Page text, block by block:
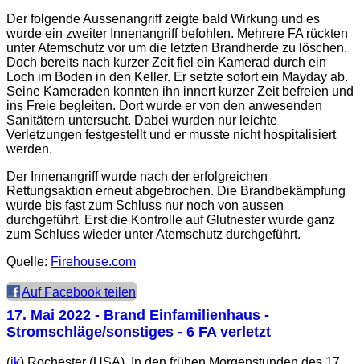
Der folgende Aussenangriff zeigte bald Wirkung und es
wurde ein zweiter Innenangriff befohlen. Mehrere FA rückten
unter Atemschutz vor um die letzten Brandherde zu löschen.
Doch bereits nach kurzer Zeit fiel ein Kamerad durch ein
Loch im Boden in den Keller. Er setzte sofort ein Mayday ab.
Seine Kameraden konnten ihn innert kurzer Zeit befreien und
ins Freie begleiten. Dort wurde er von den anwesenden
Sanitätern untersucht. Dabei wurden nur leichte
Verletzungen festgestellt und er musste nicht hospitalisiert
werden.
Der Innenangriff wurde nach der erfolgreichen
Rettungsaktion erneut abgebrochen. Die Brandbekämpfung
wurde bis fast zum Schluss nur noch von aussen
durchgeführt. Erst die Kontrolle auf Glutnester wurde ganz
zum Schluss wieder unter Atemschutz durchgeführt.
Quelle: Firehouse.com
Auf Facebook teilen
17. Mai 2022 - Brand Einfamilienhaus -
Stromschläge/sonstiges - 6 FA verletzt